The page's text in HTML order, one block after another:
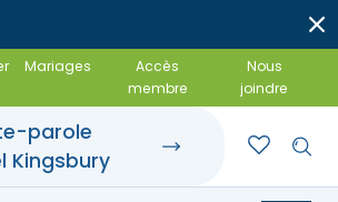
Mariages
Accès
membre
Nous
joindre
parole
Kingsbury